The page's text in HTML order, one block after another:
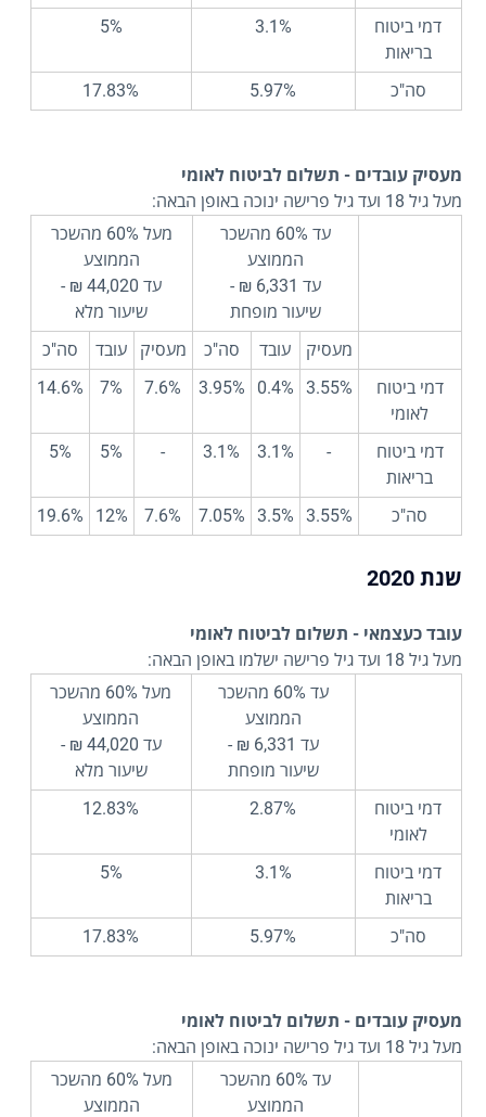
דמי ביטוח
בריאות
3.1%
5%
סה"כ 5.97%
17.83%
מעסיק עובדים - תשלום לביטוח לאומי
מעל גיל 18 ועד גיל פרישה ינוכה באופן הבאה:
עד 60% מהשכר
הממוצע
עד 6,331 ₪ -
שיעור מופחת
מעל 60% מהשכר
הממוצע
עד 44,020 ₪ -
שיעור מלא
מעסיק
עובד סה"כ מעסיק עובד
סה"כ
דמי ביטוח
לאומי
3.55%
0.4%
3.95%
7.6%
7%
14.6%
דמי ביטוח
בריאות
-
3.1%
3.1%
-
5%
5%
סה"כ 3.55%
3.5%
7.05%
7.6%
12%
19.6%
שנת 2020
עובד כעצמאי - תשלום לביטוח לאומי
מעל גיל 18 ועד גיל פרישה ישלמו באופן הבאה:
עד 60% מהשכר
הממוצע
עד 6,331 ₪ -
שיעור מופחת
מעל 60% מהשכר
הממוצע
עד 44,020 ₪ -
שיעור מלא
דמי ביטוח
לאומי
2.87%
12.83%
דמי ביטוח
בריאות
3.1%
5%
סה"כ 5.97%
17.83%
מעסיק עובדים - תשלום לביטוח לאומי
מעל גיל 18 ועד גיל פרישה ינוכה באופן הבאה:
עד 60% מהשכר
הממוצע
מעל 60% מהשכר
הממוצע